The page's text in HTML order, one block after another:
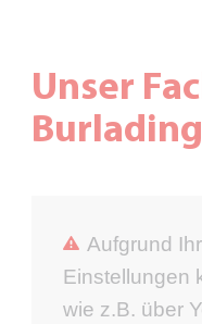
Unser
Aufgrund
Einstellungen
wie z.B. über